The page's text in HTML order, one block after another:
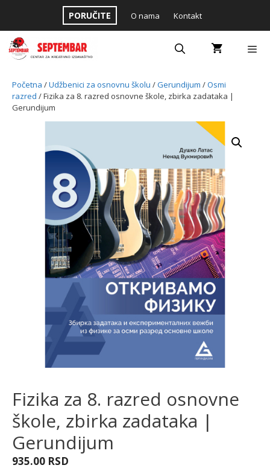
content
PORUČITE O nama Kontakt
Početna /Udžbenici za osnovnu školu /Gerundijum /Osmi
razred / Fizika za 8. razred osnovne škole, zbirka zadataka |
Gerundijum
Fizika za 8. razred osnovne
škole, zbirka zadataka |
Gerundijum
935.00 RSD